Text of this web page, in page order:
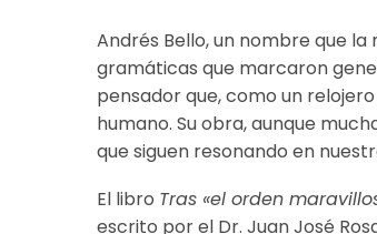
Andrés Bello, un nombre que
gramáticas que marcaron
pensador que, como un
humano. Su obra, aunque
que siguen resonando en
El libro Tras «el orden
escrito por el Dr. Juan José